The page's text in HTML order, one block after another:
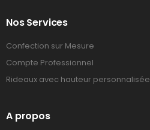
Nos Services
Confection sur Mesure
Compte Professionnel
Rideaux avec hauteur personnalisée
A propos